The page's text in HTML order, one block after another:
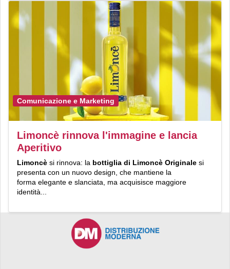
Comunicazione e Marketing
Limoncè rinnova l'immagine e lancia
Aperitivo
Limoncè si rinnova: la bottiglia di Limoncè Originale si
presenta con un nuovo design, che mantiene la
forma elegante e slanciata, ma acquisisce maggiore
identità...